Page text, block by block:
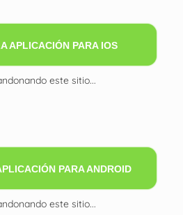
APLICACIÓN PARA IOS
este sitio...
PARA ANDROID
este sitio...